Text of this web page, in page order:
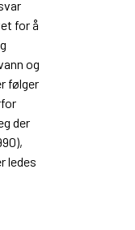
for å
og
følger
der
ledes